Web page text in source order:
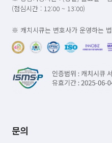
(점심시간 : 12:00 ~ 13:00)
※ 캐치시큐는 변호사가 운영하는
문의